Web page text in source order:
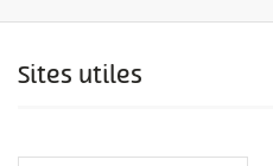
Sites utiles